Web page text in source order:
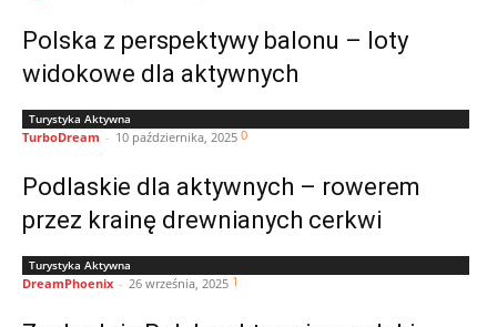
Polska z perspektywy balonu – loty
widokowe dla aktywnych
Turystyka Aktywna
TurboDream - 10 października, 2025 0
Podlaskie dla aktywnych – rowerem
przez krainę drewnianych cerkwi
Turystyka Aktywna
DreamPhoenix - 26 września, 2025 1